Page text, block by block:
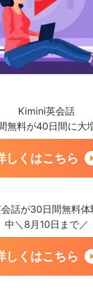
Kimini英会話
無料が40日間に大
しくはこちら
話が30日間無料体
中＼8月10日まで／
しくはこちら